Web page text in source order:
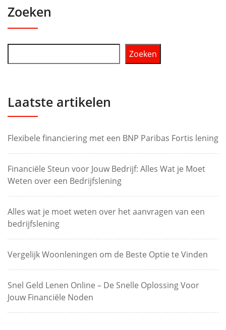
Zoeken
Zoeken
Laatste artikelen
Flexibele financiering met een BNP Paribas Fortis lening
Financiële Steun voor Jouw Bedrijf: Alles Wat je Moet
Weten over een Bedrijfslening
Alles wat je moet weten over het aanvragen van een
bedrijfslening
Vergelijk Woonleningen om de Beste Optie te Vinden
Snel Geld Lenen Online – De Snelle Oplossing Voor
Jouw Financiële Noden